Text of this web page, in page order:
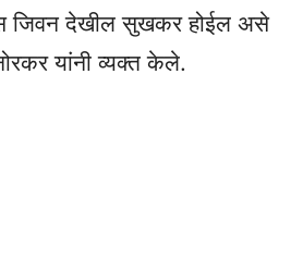
जिवन देखील सुखकर होईल असे
यांनी व्यक्त केले.